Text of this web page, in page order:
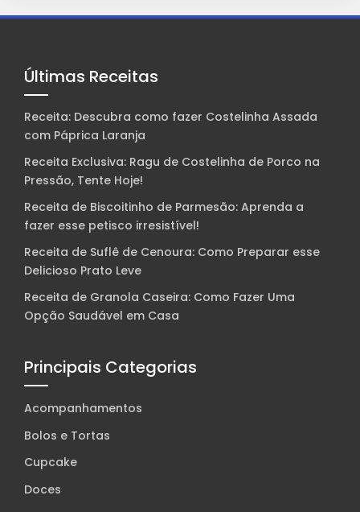
Últimas Receitas
Receita: Descubra como fazer Costelinha Assada
com Páprica Laranja
Receita Exclusiva: Ragu de Costelinha de Porco na
Pressão, Tente Hoje!
Receita de Biscoitinho de Parmesão: Aprenda a
fazer esse petisco irresistível!
Receita de Suflê de Cenoura: Como Preparar esse
Delicioso Prato Leve
Receita de Granola Caseira: Como Fazer Uma
Opção Saudável em Casa
Principais Categorias
Acompanhamentos
Bolos e Tortas
Cupcake
Doces